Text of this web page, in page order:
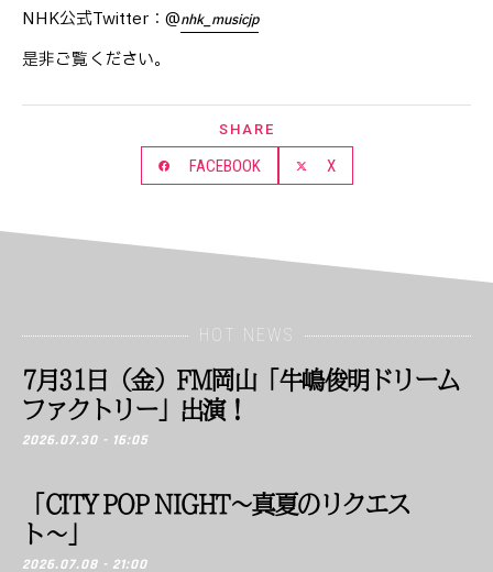
NHK公式Twitter：@nhk_musicjp
是非ご覧ください。
SHARE
FACEBOOK X
HOT NEWS
7月31日（金）FM岡山「牛嶋俊明ドリーム
ファクトリー」出演！
2026.07.30 - 16:05
「CITY POP NIGHT〜真夏のリクエス
ト〜」
2026.07.08 - 21:00